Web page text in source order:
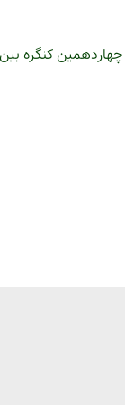
چهاردهمین کنگره